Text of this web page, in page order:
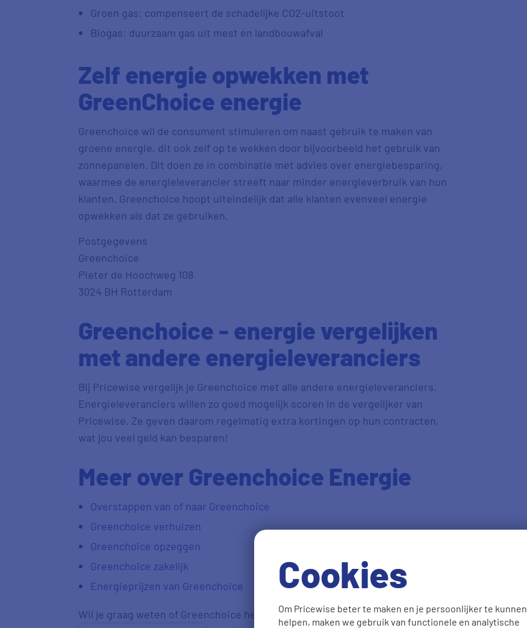
Cookies
Om Pricewise beter te maken en je persoonlijker te kunnen
helpen, maken we gebruik van functionele en analytische
Groen gas: compenseert de schadelijke CO2-uitstoot
Biogas: duurzaam gas uit mest en landbouwafval
Zelf energie opwekken met
GreenChoice energie
Greenchoice wil de consument stimuleren om naast gebruik te maken van
groene energie, dit ook zelf op te wekken door bijvoorbeeld het gebruik van
zonnepanelen. Dit doen ze in combinatie met advies over energiebesparing,
waarmee de energieleverancier streeft naar minder energieverbruik van hun
klanten. Greenchoice hoopt uiteindelijk dat alle klanten evenveel energie
opwekken als dat ze gebruiken.
Postgegevens
Greenchoice
Pieter de Hoochweg 108
3024 BH Rotterdam
Greenchoice - energie vergelijken
met andere energieleveranciers
Bij Pricewise vergelijk je Greenchoice met alle andere energieleveranciers.
Energieleveranciers willen zo goed mogelijk scoren in de vergelijker van
Pricewise. Ze geven daarom regelmatig extra kortingen op hun contracten,
wat jou veel geld kan besparen!
Meer over Greenchoice Energie
Overstappen van of naar Greenchoice
Greenchoice verhuizen
Greenchoice opzeggen
Greenchoice zakelijk
Energieprijzen van Greenchoice
Wil je graag weten of Greenchoice het goedkoopste voor je is?